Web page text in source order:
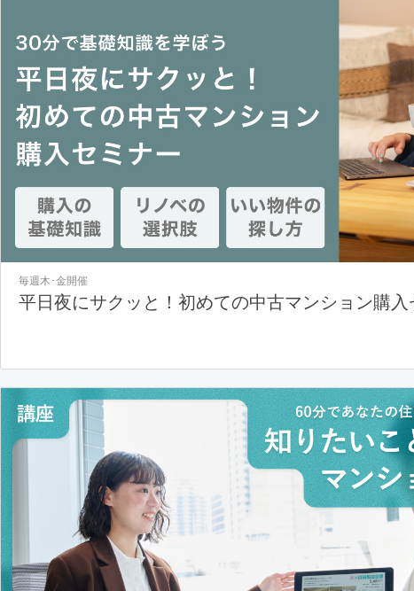
毎週木･金開催
平日夜にサクッと！初めての中古マンション購入